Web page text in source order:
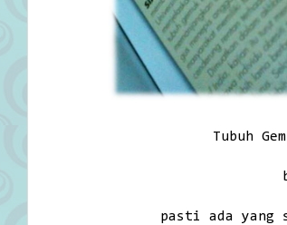
Tubuh
pasti ada